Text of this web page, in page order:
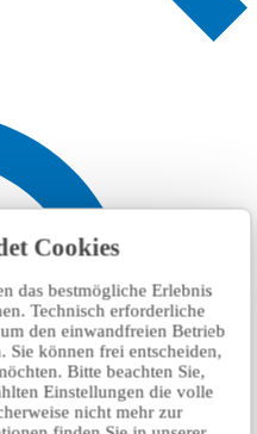
Cookies
das bestmögliche Erlebnis
Technisch erforderliche
den einwandfreien Betrieb
Sie können frei entscheiden,
Bitte beachten Sie,
Einstellungen die volle
nicht mehr zur